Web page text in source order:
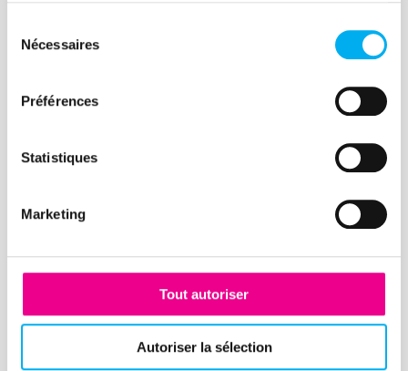
Nécessaires
Préférences
Statistiques
Marketing
Tout autoriser
Autoriser la sélection
Article
mais attention au crédit
Selon une récente étude de la Banque de
France, près de 35% des entreprises ont
subi un retard de paiement entre 2014-
les entreprises se doivent de mettre en
place des solutions pour pérenniser leur
activité et sécuriser leur crédit